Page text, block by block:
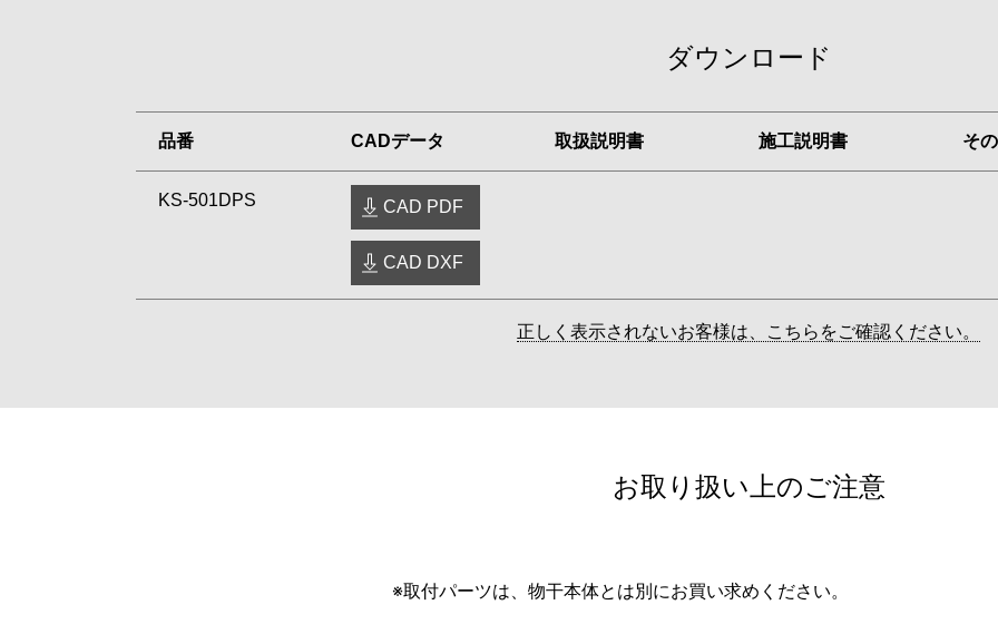
ダウンロード
品番 CADデータ 取扱説明書 施工説明書 そ
KS-501DPS CAD PDF
CAD DXF
正しく表示されないお客様は、こちらをご確認ください。
お取り扱い上のご注意
※取付パーツは、物干本体とは別にお買い求めください。